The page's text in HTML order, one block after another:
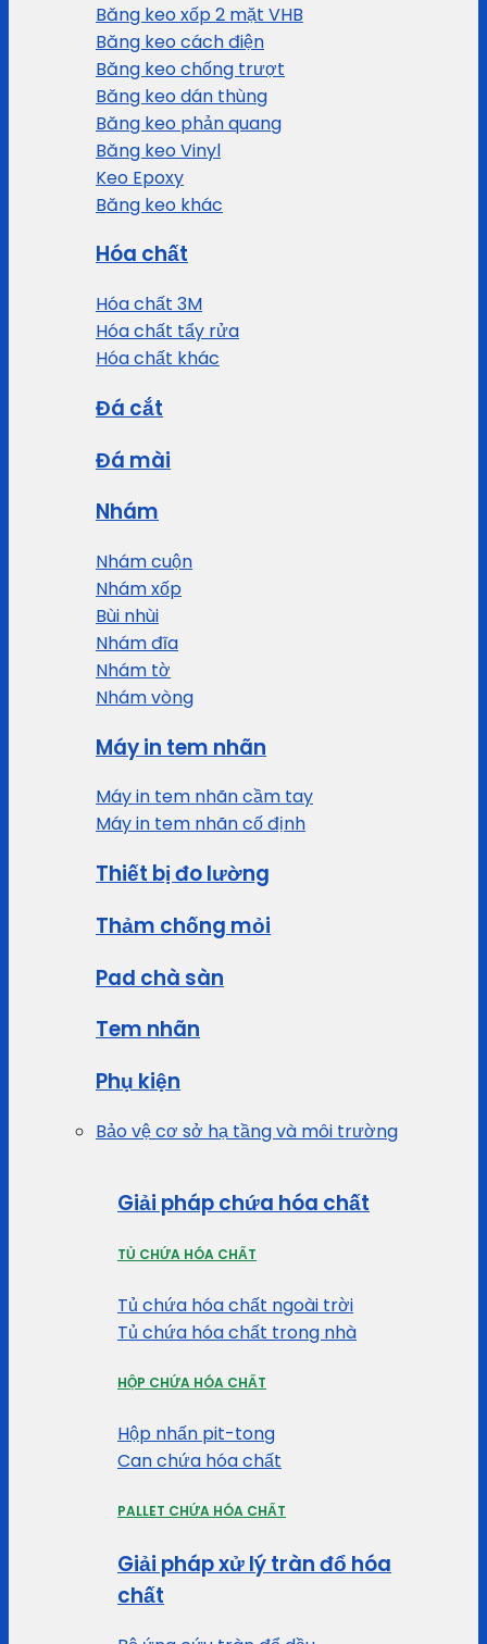
Băng keo xốp 2 mặt VHB
Băng keo cách điện
Băng keo chống trượt
Băng keo dán thùng
Băng keo phản quang
Băng keo Vinyl
Keo Epoxy
Băng keo khác
Hóa chất
Hóa chất 3M
Hóa chất tẩy rửa
Hóa chất khác
Đá cắt
Đá mài
Nhám
Nhám cuộn
Nhám xốp
Bùi nhùi
Nhám đĩa
Nhám tờ
Nhám vòng
Máy in tem nhãn
Máy in tem nhãn cầm tay
Máy in tem nhãn cố định
Thiết bị đo lường
Thảm chống mỏi
Pad chà sàn
Tem nhãn
Phụ kiện
Bảo vệ cơ sở hạ tầng và môi trường
Giải pháp chứa hóa chất
TỦ CHỨA HÓA CHẤT
Tủ chứa hóa chất ngoài trời
Tủ chứa hóa chất trong nhà
HỘP CHỨA HÓA CHẤT
Hộp nhấn pit-tong
Can chứa hóa chất
PALLET CHỨA HÓA CHẤT
Giải pháp xử lý tràn đổ hóa
chất